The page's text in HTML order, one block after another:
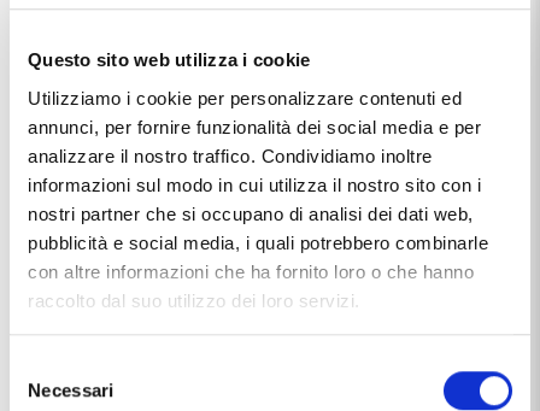
Questo sito web utilizza i cookie
Utilizziamo i cookie per personalizzare contenuti ed
annunci, per fornire funzionalità dei social media e per
analizzare il nostro traffico. Condividiamo inoltre
informazioni sul modo in cui utilizza il nostro sito con i
nostri partner che si occupano di analisi dei dati web,
pubblicità e social media, i quali potrebbero combinarle
con altre informazioni che ha fornito loro o che hanno
raccolto dal suo utilizzo dei loro servizi.
delNecessari
Colore Diamanti G
Incastonatura baffetto
Marca Orsini Gioielli
Materiale oro 18kt